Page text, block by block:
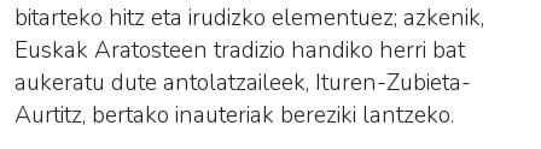
bitarteko hitz eta irudizko elementuez; azkenik,
Euskak Aratosteen tradizio handiko herri bat
aukeratu dute antolatzaileek, Ituren-Zubieta-
Aurtitz, bertako inauteriak bereziki lantzeko.